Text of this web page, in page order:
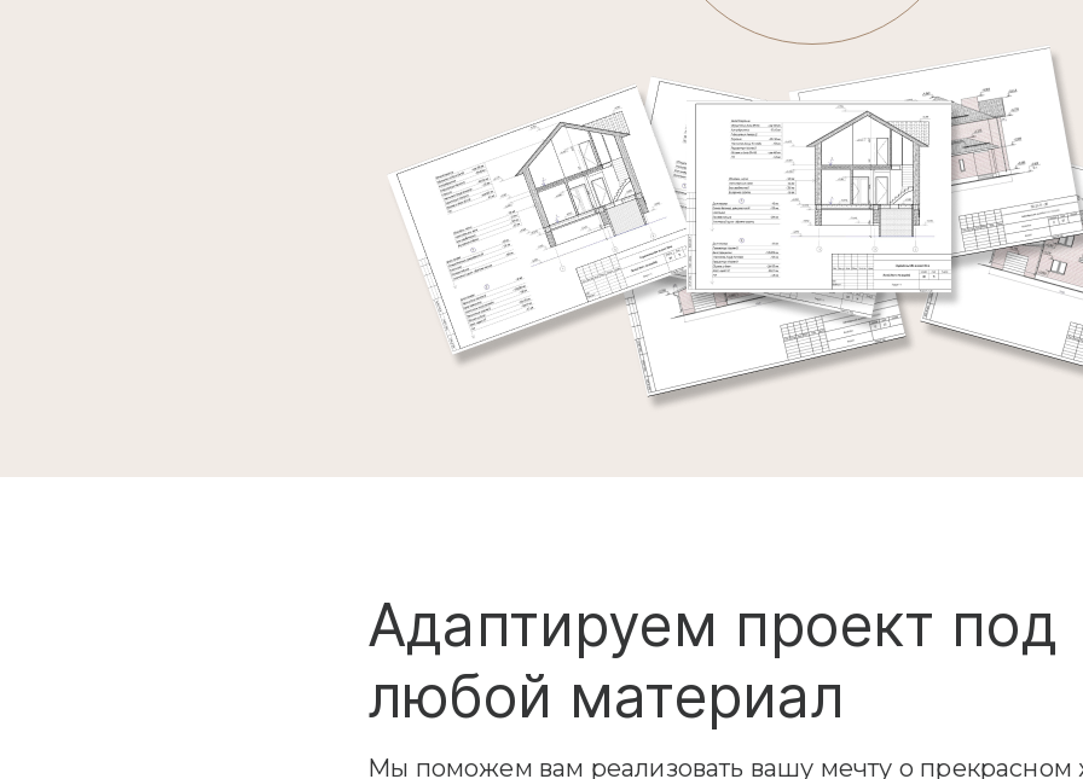
Адаптируем проект под
любой материал
Мы поможем вам реализовать вашу мечту о прекрасном